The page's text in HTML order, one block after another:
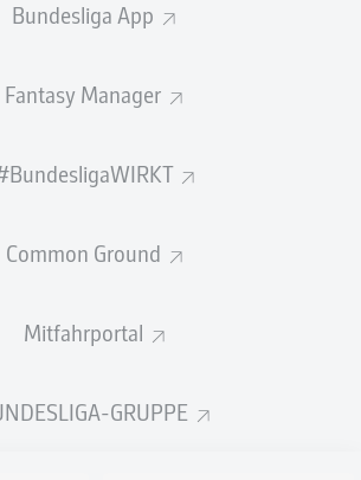
Bundesliga App
Fantasy Manager
Common Ground
Mitfahrportal
GRUPPE
624 308
Tor neben das Tor